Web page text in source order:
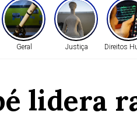
Geral Justiça Direitos
lidera